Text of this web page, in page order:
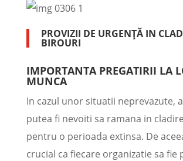
PROVIZII DE URGENȚĂ IN
BIROURI
IMPORTANTA PREGATIRII LA
MUNCA
In cazul unor situatii neprevazute,
putea fi nevoiti sa ramana in
pentru o perioada extinsa. De
crucial ca fiecare organizatie sa fie